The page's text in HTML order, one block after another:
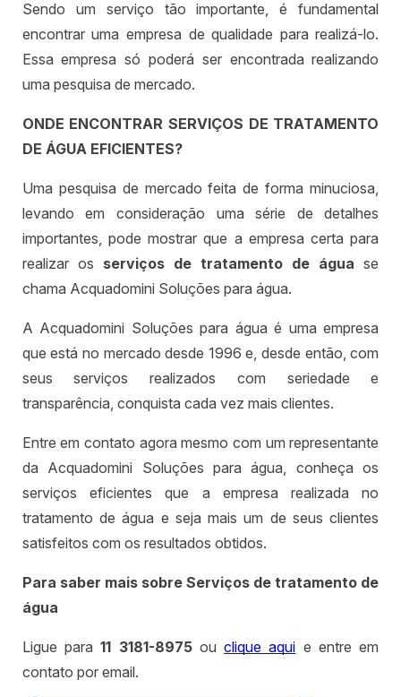
Sendo um serviço tão importante, é fundamental
encontrar uma empresa de qualidade para realizá-lo.
Essa empresa só poderá ser encontrada realizando
uma pesquisa de mercado.
ONDE ENCONTRAR SERVIÇOS DE TRATAMENTO
DE ÁGUA EFICIENTES?
Uma pesquisa de mercado feita de forma minuciosa,
levando em consideração uma série de detalhes
importantes, pode mostrar que a empresa certa para
realizar os serviços de tratamento de água se
chama Acquadomini Soluções para água.
A Acquadomini Soluções para água é uma empresa
que está no mercado desde 1996 e, desde então, com
seus serviços realizados com seriedade e
transparência, conquista cada vez mais clientes.
Entre em contato agora mesmo com um representante
da Acquadomini Soluções para água, conheça os
serviços eficientes que a empresa realizada no
tratamento de água e seja mais um de seus clientes
satisfeitos com os resultados obtidos.
Para saber mais sobre Serviços de tratamento de
água
Ligue para11 3181-8975ouclique aqui e entre em
contato por email.